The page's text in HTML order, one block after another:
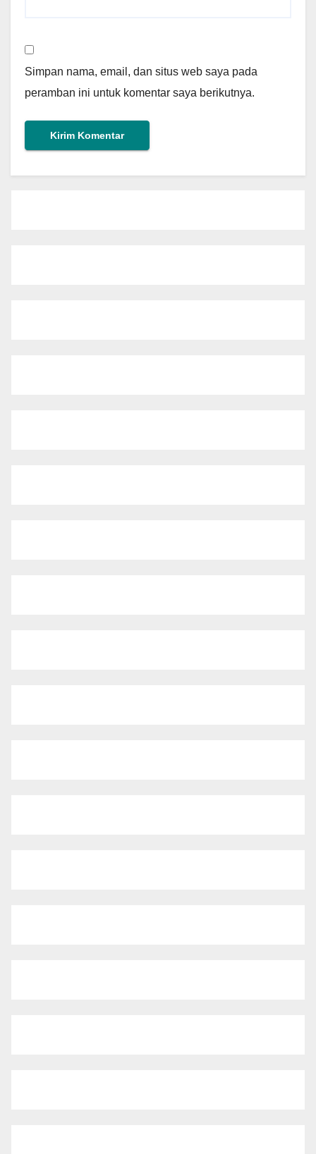
Simpan nama, email, dan situs web saya pada
peramban ini untuk komentar saya berikutnya.